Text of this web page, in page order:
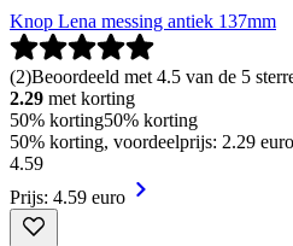
Knop Lena messing antiek 137mm
(2)Beoordeeld met 4.5 van de 5
2.29 met korting
50% korting50% korting
50% korting, voordeelprijs: 2.29
4.59
Prijs: 4.59 euro